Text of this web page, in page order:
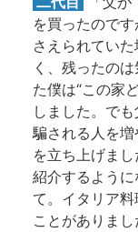
を買ったので
さえられてい
く、残ったの
た僕は“この家
しました。で
騙される人を
を立ち上げま
紹介するよう
て。イタリア
ことがありま